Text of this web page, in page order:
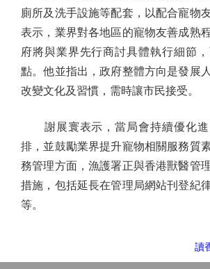
廁所及洗手設施等配套，以配合寵物
表示，業界對各地區的寵物友善成熟
府將與業界先行商討具體執行細節
點。他並指出，政府整體方向是發展
改變文化及習慣，需時讓市民接受。
謝展寰表示，當局會持續優化進
排，並鼓勵業界提升寵物相關服務質
務管理方面，漁護署正與香港獸醫管
措施，包括延長在管理局網站刊登紀
等。
讀